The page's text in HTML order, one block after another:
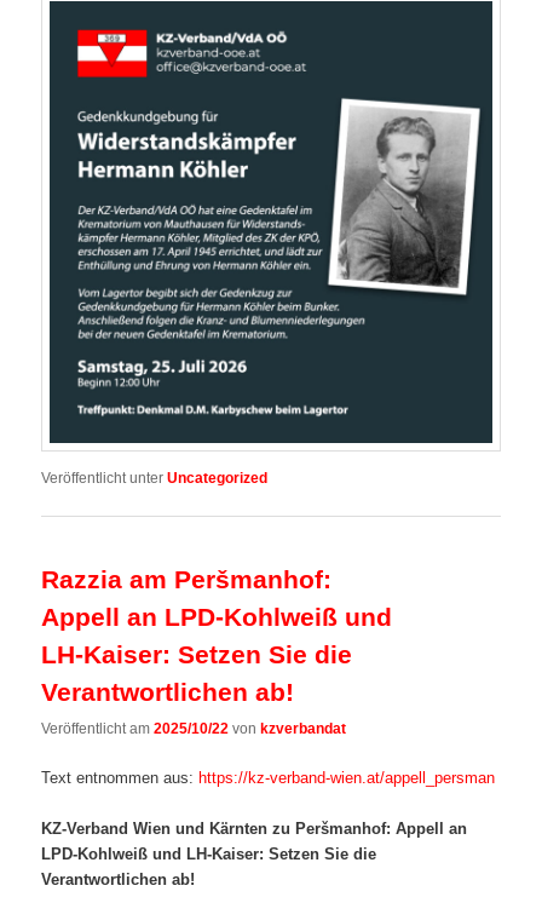
Veröffentlicht unter Uncategorized
Razzia am Peršmanhof:
Appell an LPD-Kohlweiß und
LH-Kaiser: Setzen Sie die
Verantwortlichen ab!
Veröffentlicht am2025/10/22 von kzverbandat
Text entnommen aus: https://kz-verband-wien.at/appell_persman
KZ-Verband Wien und Kärnten zu Peršmanhof: Appell an
LPD-Kohlweiß und LH-Kaiser: Setzen Sie die
Verantwortlichen ab!